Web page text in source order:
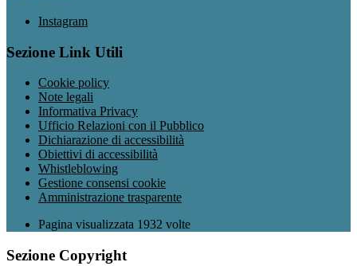
Instagram
Sezione Link Utili
Cookie policy
Note legali
Informativa Privacy
Ufficio Relazioni con il Pubblico
Dichiarazione di accessibilità
Obiettivi di accessibilità
Whistleblowing
Gestione consensi cookie
Amministrazione trasparente
Pagina visualizzata 1932 volte
Sezione Copyright